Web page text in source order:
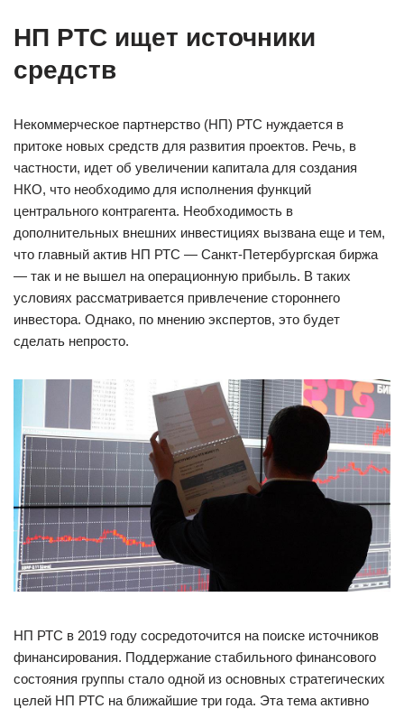
НП РТС ищет источники
средств
Некоммерческое партнерство (НП) РТС нуждается в
притоке новых средств для развития проектов. Речь, в
частности, идет об увеличении капитала для создания
НКО, что необходимо для исполнения функций
центрального контрагента. Необходимость в
дополнительных внешних инвестициях вызвана еще и тем,
что главный актив НП РТС — Санкт-Петербургская биржа
— так и не вышел на операционную прибыль. В таких
условиях рассматривается привлечение стороннего
инвестора. Однако, по мнению экспертов, это будет
сделать непросто.
НП РТС в 2019 году сосредоточится на поиске источников
финансирования. Поддержание стабильного финансового
состояния группы стало одной из основных стратегических
целей НП РТС на ближайшие три года. Эта тема активно